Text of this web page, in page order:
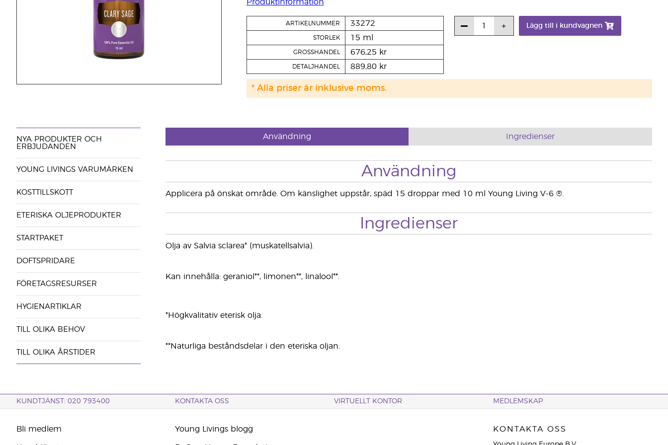
Produktinformation
ARTIKELNUMMER 33272
STORLEK 15 ml
GROSSHANDEL 676,25 kr
DETALJHANDEL 889,80 kr
Lägg till i kundvagnen
* Alla priser är inklusive moms.
NYA PRODUKTER OCH
ERBJUDANDEN
YOUNG LIVINGS VARUMÄRKEN
KOSTTILLSKOTT
ETERISKA OLJEPRODUKTER
STARTPAKET
DOFTSPRIDARE
FÖRETAGSRESURSER
HYGIENARTIKLAR
TILL OLIKA BEHOV
TILL OLIKA ÅRSTIDER
Användning Ingredienser
Användning
Applicera på önskat område. Om känslighet uppstår, späd 15 droppar med 10 ml Young Living V-6 ®.
Ingredienser
Olja av Salvia sclarea* (muskatellsalvia).
Kan innehålla: geraniol**, limonen**, linalool**.
*Högkvalitativ eterisk olja.
**Naturliga beståndsdelar i den eteriska oljan.
KUNDTJÄNST: 020 793400 KONTAKTA OSS VIRTUELLT KONTOR MEDLEMSKAP
Bli medlem Young Livings blogg KONTAKTA OSS